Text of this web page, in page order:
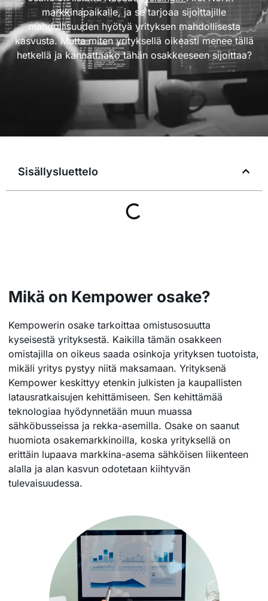
markkinapaikalle, ja se tarjoaa sijoittajille
mahdollisuuden hyötyä yrityksen mahdollisesta
kasvusta. Mutta miten yrityksellä oikeasti menee tällä
hetkellä ja kannattaako tähän osakkeeseen sijoittaa?
Sisällysluettelo
Mikä on Kempower osake?
Kempowerin osake tarkoittaa omistusosuutta
kyseisestä yrityksestä. Kaikilla tämän osakkeen
omistajilla on oikeus saada osinkoja yrityksen tuotoista,
mikäli yritys pystyy niitä maksamaan. Yrityksenä
Kempower keskittyy etenkin julkisten ja kaupallisten
latausratkaisujen kehittämiseen. Sen kehittämää
teknologiaa hyödynnetään muun muassa
sähköbusseissa ja rekka-asemilla. Osake on saanut
huomiota osakemarkkinoilla, koska yrityksellä on
erittäin lupaava markkina-asema sähköisen liikenteen
alalla ja alan kasvun odotetaan kiihtyvän
tulevaisuudessa.